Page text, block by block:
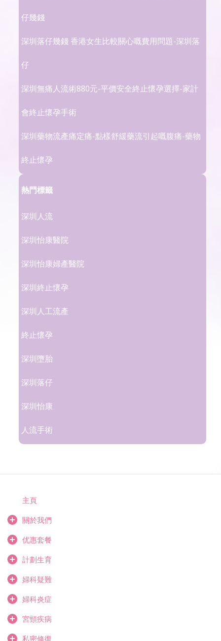
仔幾錢
深圳落仔幾錢 香港女生比較關心嘅費用問題-深圳落
仔
深圳無痛人流術880元-平價安全終止懷孕選擇-家計
會終止懷孕手術
深圳藥物流產痛定痛-點樣舒緩藥流引起嘅腹痛-藥物
終止懷孕
熱門標籤
深圳人流
深圳怡康醫院
深圳怡康婦產醫院
深圳終止懷孕
深圳人工流產
終止懷孕
深圳墮胎
深圳落仔
深圳怡康
人流手術
主頁
關於我們
优惠套餐
計劃生育
婦科疑難
婦科炎症
宮頸疾病
私密修復